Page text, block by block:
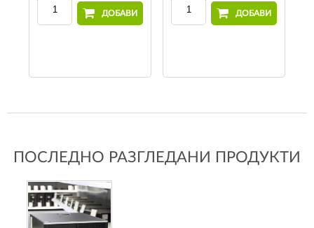
ДОБАВИ ДОБАВИ
ПОСЛЕДНО РАЗГЛЕДАНИ ПРОДУКТИ